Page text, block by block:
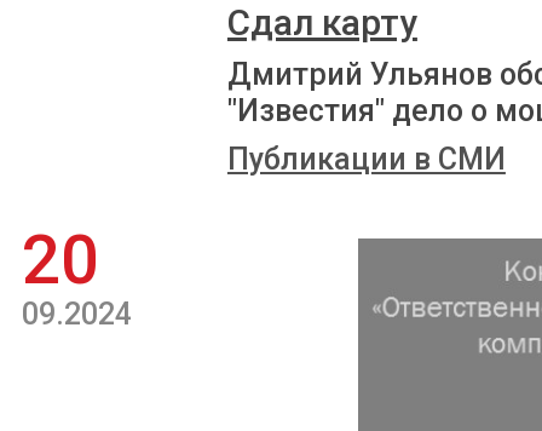
Сдал карту
Дмитрий Ульянов
"Известия" дело о
Публикации в СМИ
20
09.2024